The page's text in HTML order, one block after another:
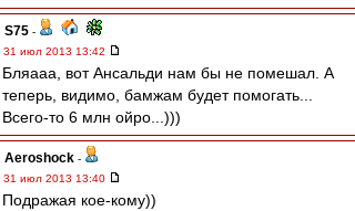
S75 -
31 июл 2013 13:42
Бляааа, вот Ансальди нам бы не помешал. А
теперь, видимо, бамжам будет помогать...
Всего-то 6 млн ойро...)))
Aeroshock -
31 июл 2013 13:40
Подражая кое-кому))